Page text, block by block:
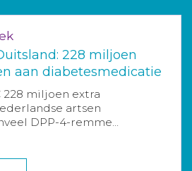
228 miljoen
aan diabetesmedicatie
miljoen extra
artsen
DPP-4-remme...